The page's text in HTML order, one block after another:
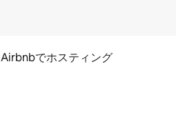
Airbnbでホスティング